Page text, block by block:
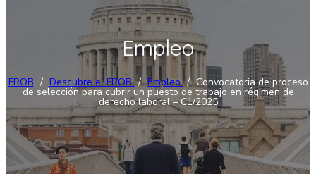
Empleo
FROB / Descubre el FROB / Empleo / Convocatoria de proceso
de selección para cubrir un puesto de trabajo en régimen de
derecho laboral – C1/2025